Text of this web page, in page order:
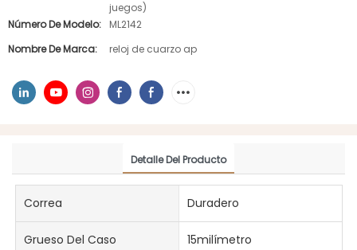
juegos)
Número De Modelo:
ML2142
Nombre De Marca:
reloj de cuarzo ap
Detalle Del Producto
Correa Duradero
Grueso Del Caso 15milímetro